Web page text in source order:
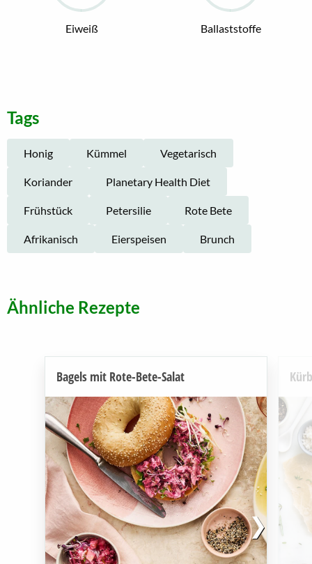
Eiweiß Ballaststoffe
Tags
Honig Kümmel Vegetarisch
Koriander Planetary Health Diet
Frühstück Petersilie Rote Bete
Afrikanisch Eierspeisen Brunch
Ähnliche Rezepte
Bagels mit Rote-Bete-Salat